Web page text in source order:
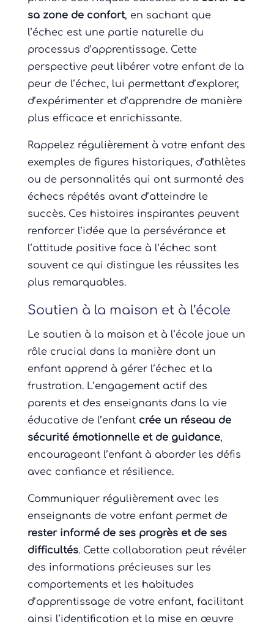
sa zone de confort, en sachant que
l’échec est une partie naturelle du
processus d’apprentissage. Cette
perspective peut libérer votre enfant de la
peur de l’échec, lui permettant d’explorer,
d’expérimenter et d’apprendre de manière
plus efficace et enrichissante.
Rappelez régulièrement à votre enfant des
exemples de figures historiques, d’athlètes
ou de personnalités qui ont surmonté des
échecs répétés avant d’atteindre le
succès. Ces histoires inspirantes peuvent
renforcer l’idée que la persévérance et
l’attitude positive face à l’échec sont
souvent ce qui distingue les réussites les
plus remarquables.
Soutien à la maison et à l’école
Le soutien à la maison et à l’école joue un
rôle crucial dans la manière dont un
enfant apprend à gérer l’échec et la
frustration. L’engagement actif des
parents et des enseignants dans la vie
éducative de l’enfant crée un réseau de
sécurité émotionnelle et de guidance,
encourageant l’enfant à aborder les défis
avec confiance et résilience.
Communiquer régulièrement avec les
enseignants de votre enfant permet de
rester informé de ses progrès et de ses
difficultés. Cette collaboration peut révéler
des informations précieuses sur les
comportements et les habitudes
d’apprentissage de votre enfant, facilitant
ainsi l’identification et la mise en œuvre